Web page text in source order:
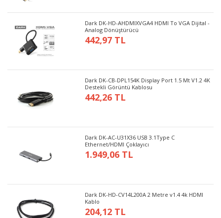
Dark DK-HD-AHDMIXVGA4 HDMI To VGA Dijital -
Analog Dönüştürücü
442,97 TL
Dark DK-CB-DPL154K Display Port 1.5 Mt V1.2 4K
Destekli Görüntü Kablosu
442,26 TL
Dark DK-AC-U31X36 USB 3.1Type C
Ethernet/HDMI Çoklayıcı
1.949,06 TL
Dark DK-HD-CV14L200A 2 Metre v1.4 4k HDMI
Kablo
204,12 TL